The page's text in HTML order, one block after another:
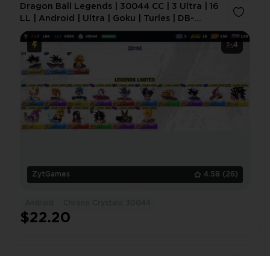
4
ZytGames 4.58 (26)
Dragon Ball Legends | 30044 CC | 3 Ultra | 16
LL | Android | Ultra | Goku | Turles | DB-
DJLF42
$22.20